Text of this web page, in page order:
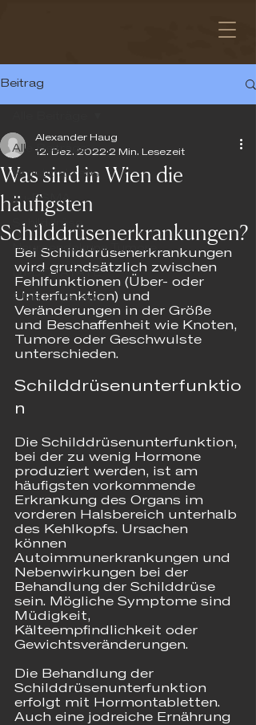
Beitrag
Alle Beiträge
Prostatakrebs
Lu-PSMA
Schilddrüse
Neuroendokrine Tumore
Lu-DOTATATE
PRRT-Therapie
Was sind in Wien die
häufigsten
Schilddrüsenerkrankungen?
Alexander Haug
12. Dez. 2022 2 Min. Lesezeit
Bei Schilddrüsenerkrankungen
wird grundsätzlich zwischen
Fehlfunktionen (Über- oder
Unterfunktion) und
Veränderungen in der Größe
und Beschaffenheit wie Knoten,
Tumore oder Geschwulste
unterschieden.
Schilddrüsenunterfunktio
n
Die Schilddrüsenunterfunktion,
bei der zu wenig Hormone
produziert werden, ist am
häufigsten vorkommende
Erkrankung des Organs im
vorderen Halsbereich unterhalb
des Kehlkopfs. Ursachen
können
Autoimmunerkrankungen und
Nebenwirkungen bei der
Behandlung der Schilddrüse
sein. Mögliche Symptome sind
Müdigkeit,
Kälteempfindlichkeit oder
Gewichtsveränderungen.
Die Behandlung der
Schilddrüsenunterfunktion
erfolgt mit Hormontabletten.
Auch eine jodreiche Ernährung